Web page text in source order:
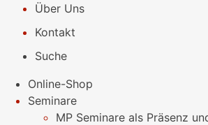
Über Uns
Kontakt
Suche
Online-Shop
Seminare
MP Seminare als Präsenz